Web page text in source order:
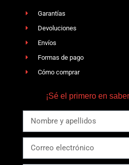
Garantías
Devoluciones
Envíos
Formas de pago
Cómo comprar
¡Sé el primero en